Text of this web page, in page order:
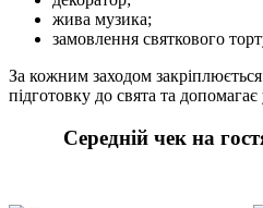
жива музика;
замовлення святкового
За кожним заходом
підготовку до свята та допомагає
Середній чек на